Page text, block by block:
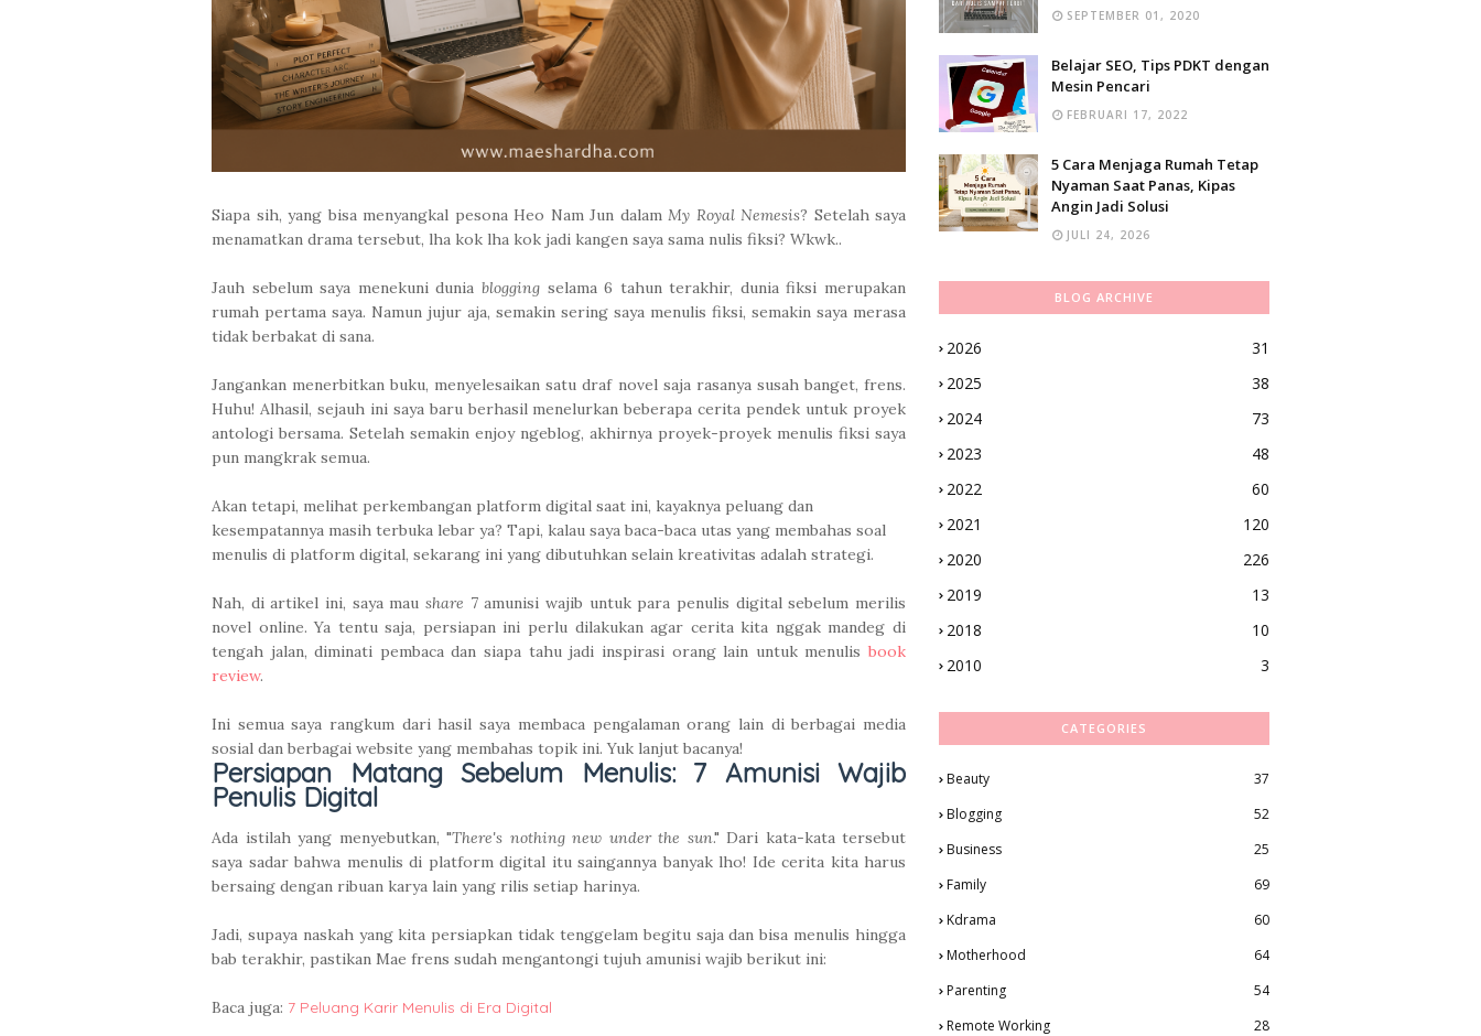
Siapa sih, yang bisa menyangkal pesona Heo Nam Jun dalam My Royal Nemesis? Setelah saya
menamatkan drama tersebut, lha kok lha kok jadi kangen saya sama nulis fiksi? Wkwk..
Jauh sebelum saya menekuni dunia bloggingselama 6 tahun terakhir, dunia fiksi merupakan
rumah pertama saya. Namun jujur aja, semakin sering saya menulis fiksi, semakin saya merasa
tidak berbakat di sana.
Jangankan menerbitkan buku, menyelesaikan satu draf novel saja rasanya susah banget, frens.
Huhu! Alhasil, sejauh ini saya baru berhasil menelurkan beberapa cerita pendek untuk proyek
antologi bersama. Setelah semakin enjoy ngeblog, akhirnya proyek-proyek menulis fiksi saya
pun mangkrak semua.
Akan tetapi, melihat perkembangan platform digital saat ini, kayaknya peluang dan
kesempatannya masih terbuka lebar ya? Tapi, kalau saya baca-baca utas yang membahas soal
menulis di platform digital, sekarang ini yang dibutuhkan selain kreativitas adalah strategi.
Nah, di artikel ini, saya mau share 7 amunisi wajib untuk para penulis digital sebelum merilis
novel online. Ya tentu saja, persiapan ini perlu dilakukan agar cerita kita nggak mandeg di
tengah jalan, diminati pembaca dan siapa tahu jadi inspirasi orang lain untuk menulis book
review.
Ini semua saya rangkum dari hasil saya membaca pengalaman orang lain di berbagai media
sosial dan berbagai website yang membahas topik ini. Yuk lanjut bacanya!
Persiapan Matang Sebelum Menulis: 7 Amunisi Wajib
Penulis Digital
Ada istilah yang menyebutkan, "There's nothing new under the sun." Dari kata-kata tersebut
saya sadar bahwa menulis di platform digital itu saingannya banyak lho! Ide cerita kita harus
bersaing dengan ribuan karya lain yang rilis setiap harinya.
Jadi, supaya naskah yang kita persiapkan tidak tenggelam begitu saja dan bisa menulis hingga
bab terakhir, pastikan Mae frens sudah mengantongi tujuh amunisi wajib berikut ini:
Baca juga: 7 Peluang Karir Menulis di Era Digital
SEPTEMBER 01, 2020
Belajar SEO, Tips PDKT dengan
Mesin Pencari
FEBRUARI 17, 2022
5 Cara Menjaga Rumah Tetap
Nyaman Saat Panas, Kipas
Angin Jadi Solusi
JULI 24, 2026
BLOG ARCHIVE
2026
31
2025
38
2024
73
2023
48
2022
60
2021
120
2020
226
2019
13
2018
10
2010
3
CATEGORIES
Beauty
37
Blogging
52
Business
25
Family
69
Kdrama
60
Motherhood
64
Parenting
54
Remote Working
28